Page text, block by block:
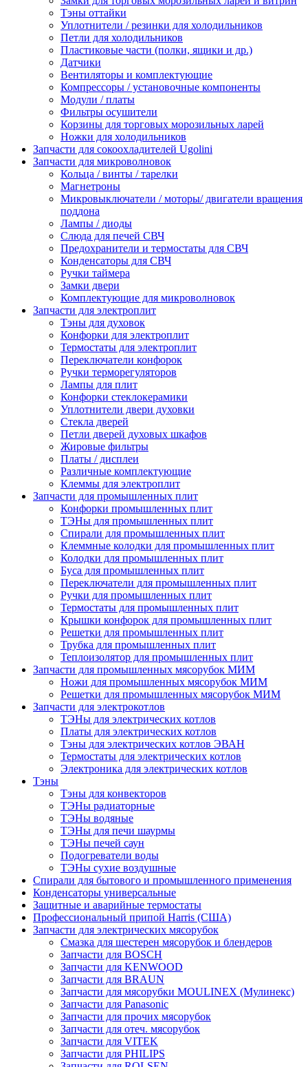
Тэны оттайки
Уплотнители / резинки для холодильников
Петли для холодильников
Пластиковые части (полки, ящики и др.)
Датчики
Вентиляторы и комплектующие
Компрессоры / установочные компоненты
Модули / платы
Фильтры осушители
Корзины для торговых морозильных ларей
Ножки для холодильников
Запчасти для сокоохладителей Ugolini
Запчасти для микроволновок
Кольца / винты / тарелки
Магнетроны
Микровыключатели / моторы/ двигатели вращения
поддона
Лампы / диоды
Слюда для печей СВЧ
Предохранители и термостаты для СВЧ
Конденсаторы для СВЧ
Ручки таймера
Замки двери
Комплектующие для микроволновок
Запчасти для электроплит
Тэны для духовок
Конфорки для электроплит
Термостаты для электроплит
Переключатели конфорок
Ручки терморегуляторов
Лампы для плит
Конфорки стеклокерамики
Уплотнители двери духовки
Стекла дверей
Петли дверей духовых шкафов
Жировые фильтры
Платы / дисплеи
Различные комплектующие
Клеммы для электроплит
Запчасти для промышленных плит
Конфорки промышленных плит
ТЭНы для промышленных плит
Спирали для промышленных плит
Клеммные колодки для промышленных плит
Колодки для промышленных плит
Буса для промышленных плит
Переключатели для промышленных плит
Ручки для промышленных плит
Термостаты для промышленных плит
Крышки конфорок для промышленных плит
Решетки для промышленных плит
Трубка для промышленных плит
Теплоизолятор для промышленных плит
Запчасти для промышленных мясорубок МИМ
Ножи для промышленных мясорубок МИМ
Решетки для промышленных мясорубок МИМ
Запчасти для электрокотлов
ТЭНы для электрических котлов
Платы для электрических котлов
Тэны для электрических котлов ЭВАН
Термостаты для электрических котлов
Электроника для электрических котлов
Тэны
Тэны для конвекторов
ТЭНы радиаторные
ТЭНы водяные
ТЭНы для печи шаурмы
ТЭНы печей саун
Подогреватели воды
ТЭНы сухие воздушные
Спирали для бытового и промышленного применения
Конденсаторы универсальные
Защитные и аварийные термостаты
Профессиональный припой Harris (США)
Запчасти для электрических мясорубок
Смазка для шестерен мясорубок и блендеров
Запчасти для BOSCH
Запчасти для KENWOOD
Запчасти для BRAUN
Запчасти для мясорубки MOULINEX (Мулинекс)
Запчасти для Panasonic
Запчасти для прочих мясорубок
Запчасти для отеч. мясорубок
Запчасти для VITEK
Запчасти для PHILIPS